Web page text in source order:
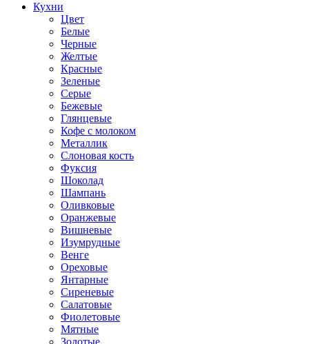
Кухни
Цвет
Белые
Черные
Желтые
Красные
Зеленые
Серые
Бежевые
Глянцевые
Кофе с молоком
Металлик
Слоновая кость
Фуксия
Шоколад
Шампань
Оливковые
Оранжевые
Вишневые
Изумрудные
Венге
Ореховые
Янтарные
Сиреневые
Салатовые
Фиолетовые
Мятные
Золотые